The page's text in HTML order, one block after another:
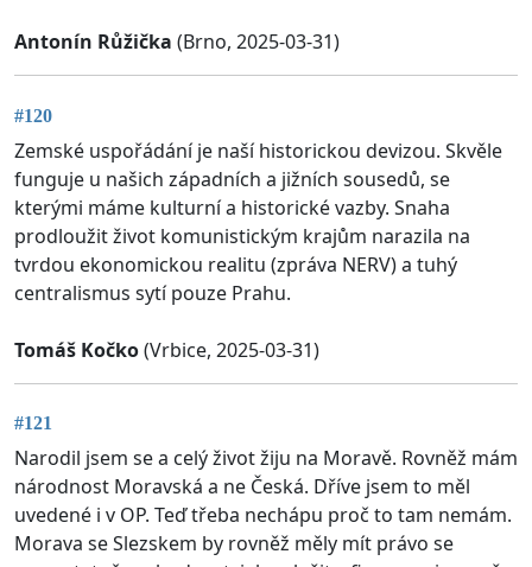
Antonín Růžička (Brno, 2025-03-31)
#120
Zemské uspořádání je naší historickou devizou. Skvěle
funguje u našich západních a jižních sousedů, se
kterými máme kulturní a historické vazby. Snaha
prodloužit život komunistickým krajům narazila na
tvrdou ekonomickou realitu (zpráva NERV) a tuhý
centralismus sytí pouze Prahu.
Tomáš Kočko(Vrbice, 2025-03-31)
#121
Narodil jsem se a celý život žiju na Moravě. Rovněž mám
národnost Moravská a ne Česká. Dříve jsem to měl
uvedené i v OP. Teď třeba nechápu proč to tam nemám.
Morava se Slezskem by rovněž měly mít právo se